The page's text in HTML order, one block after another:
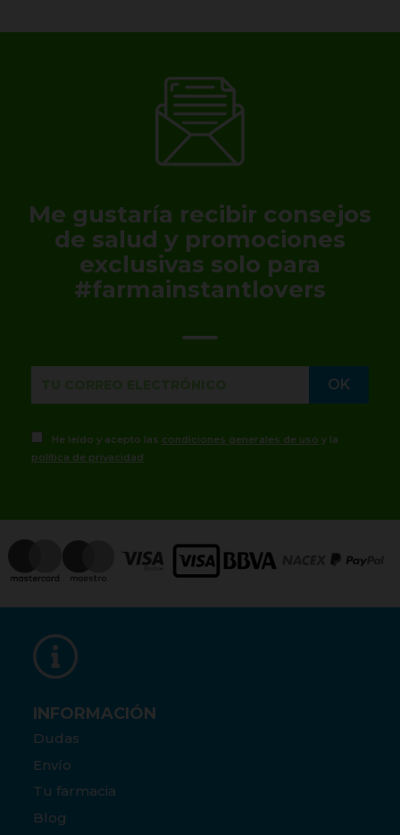
Me gustaría recibir consejos
de salud y promociones
exclusivas solo para
#farmainstantlovers
He leído y acepto las condiciones generales de uso y la
política de privacidad
INFORMACIÓN
Dudas
Envío
Tu farmacia
Blog